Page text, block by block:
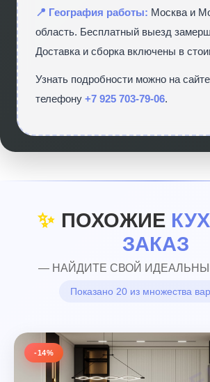
📍 География работы: Москва и
область. Бесплатный выезд
Доставка и сборка включены в
Узнать подробности можно на сайте
телефону +7 925 703-79-06.
✨ ПОХОЖИЕ
ЗАКАЗ
— НАЙДИТЕ СВОЙ
Показано 20 из множества
-14%